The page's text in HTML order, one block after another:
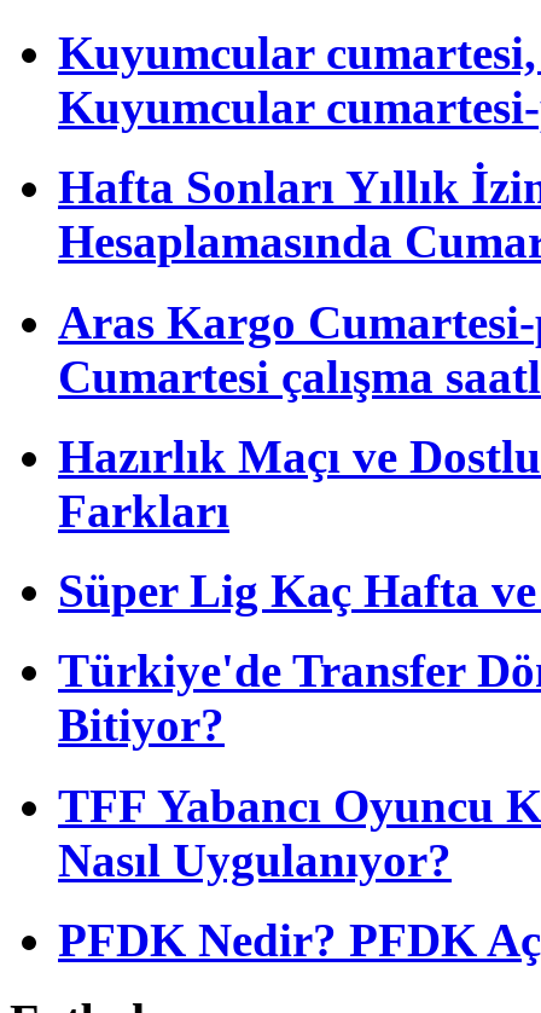
Kuyumcular cumartesi,
Kuyumcular
Hafta Sonları Yıllık
Hesaplamasında
Aras Kargo Cumartesi-
Cumartesi çalışma
Hazırlık Maçı ve
Farkları
Süper Lig Kaç Hafta
Türkiye'de Transfer
Bitiyor?
TFF Yabancı Oyuncu
Nasıl Uygulanıyor?
PFDK Nedir? PFDK